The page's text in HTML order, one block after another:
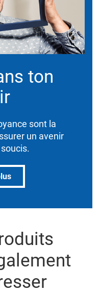
ton
sont la
un avenir